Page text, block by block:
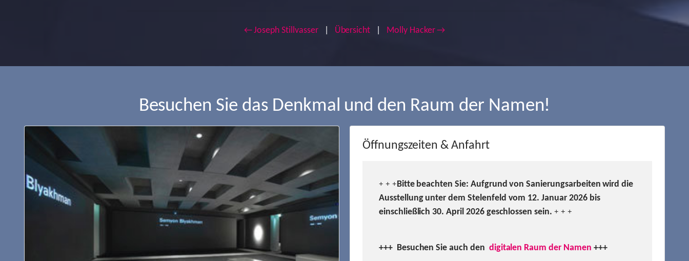
← Joseph Stillvasser Übersicht Molly Hacker →
Besuchen Sie das Denkmal und den Raum der Namen!
Öffnungszeiten & Anfahrt
+ + +Bitte beachten Sie: Aufgrund von Sanierungsarbeiten wird die
Ausstellung unter dem Stelenfeld vom 12. Januar 2026 bis
einschließlich 30. April 2026 geschlossen sein. + + +
+++ Besuchen Sie auch den digitalen Raum der Namen +++